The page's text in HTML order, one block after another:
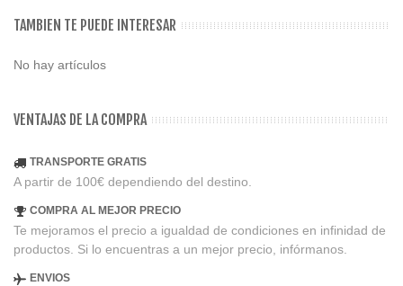
TAMBIEN TE PUEDE INTERESAR
No hay artículos
VENTAJAS DE LA COMPRA
TRANSPORTE GRATIS
A partir de 100€ dependiendo del destino.
COMPRA AL MEJOR PRECIO
Te mejoramos el precio a igualdad de condiciones en infinidad de
productos. Si lo encuentras a un mejor precio, infórmanos.
ENVIOS